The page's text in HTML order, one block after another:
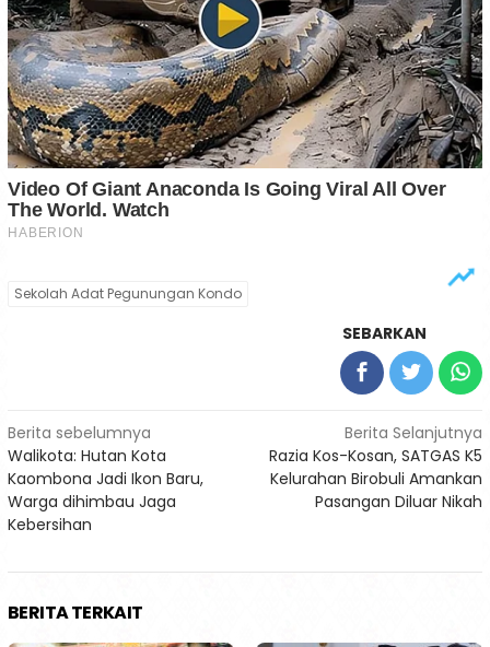
Sekolah Adat Pegunungan Kondo
SEBARKAN
Navigasi
pos
Berita sebelumnya
Walikota: Hutan Kota
Kaombona Jadi Ikon Baru,
Warga dihimbau Jaga
Kebersihan
Berita Selanjutnya
Razia Kos-Kosan, SATGAS K5
Kelurahan Birobuli Amankan
Pasangan Diluar Nikah
BERITA TERKAIT